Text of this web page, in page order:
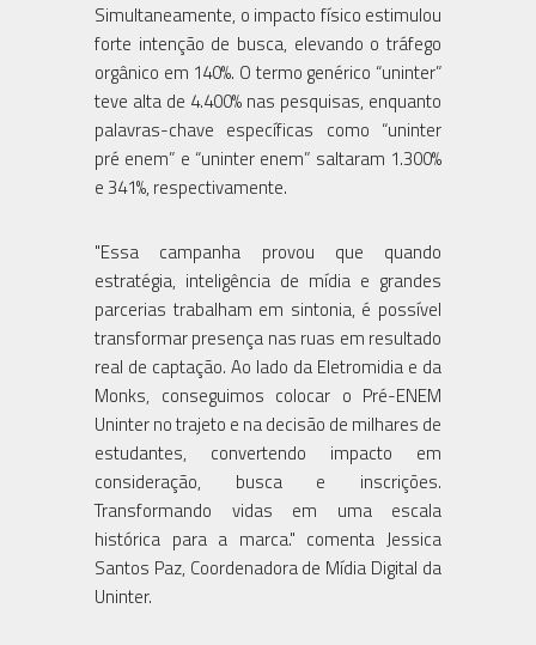
Simultaneamente, o impacto físico estimulou
forte intenção de busca, elevando o tráfego
orgânico em 140%. O termo genérico “uninter”
teve alta de 4.400% nas pesquisas, enquanto
palavras-chave específicas como “uninter
pré enem” e “uninter enem” saltaram 1.300%
e 341%, respectivamente.
"Essa campanha provou que quando
estratégia, inteligência de mídia e grandes
parcerias trabalham em sintonia, é possível
transformar presença nas ruas em resultado
real de captação. Ao lado da Eletromidia e da
Monks, conseguimos colocar o Pré-ENEM
Uninter no trajeto e na decisão de milhares de
estudantes, convertendo impacto em
consideração, busca e inscrições.
Transformando vidas em uma escala
histórica para a marca." comenta Jessica
Santos Paz, Coordenadora de Mídia Digital da
Uninter.